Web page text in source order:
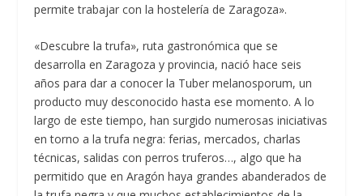
permite trabajar con la hostelería de Zaragoza».
«Descubre la trufa», ruta gastronómica que se
desarrolla en Zaragoza y provincia, nació hace seis
años para dar a conocer la Tuber melanosporum, un
producto muy desconocido hasta ese momento. A lo
largo de este tiempo, han surgido numerosas iniciativas
en torno a la trufa negra: ferias, mercados, charlas
técnicas, salidas con perros truferos…, algo que ha
permitido que en Aragón haya grandes abanderados de